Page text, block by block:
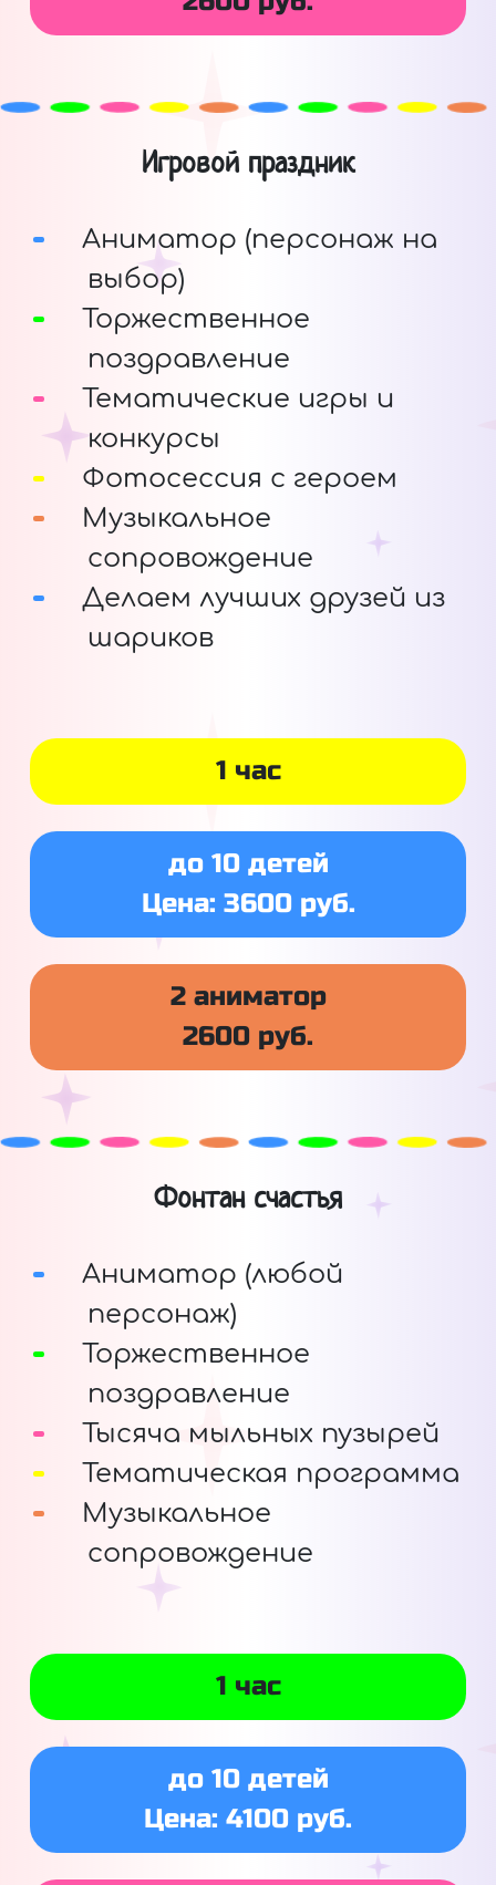
Игровой праздник
Аниматор (персонаж на
выбор)
Торжественное
поздравление
Тематические игры и
конкурсы
Фотосессия с героем
Музыкальное
сопровождение
Делаем лучших друзей из
шариков
1 час
до 10 детей
Цена: 3600 руб.
2 аниматор
2600 руб.
Фонтан счастья
Аниматор (любой
персонаж)
Торжественное
поздравление
Тысяча мыльных пузырей
Тематическая программа
Музыкальное
сопровождение
1 час
до 10 детей
Цена: 4100 руб.